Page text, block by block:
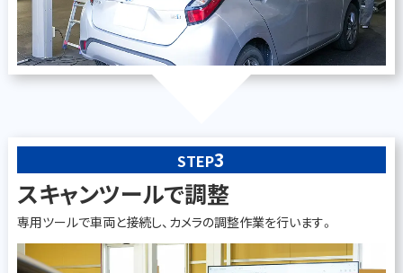
STEP3
スキャンツールで調整
専用ツールで車両と接続し、カメラの調整作業を行います。